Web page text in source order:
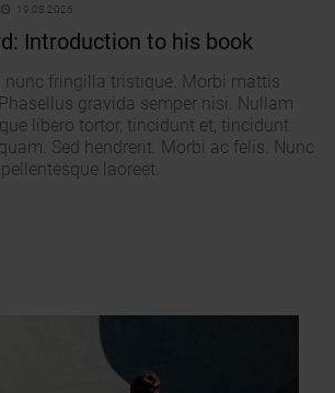
19.08.2026
Introduction to his book
nunc fringilla tristique. Morbi mattis
gravida semper nisi. Nullam
libero tortor, tincidunt et, tincidunt
Sed hendrerit. Morbi ac felis. Nunc
laoreet.